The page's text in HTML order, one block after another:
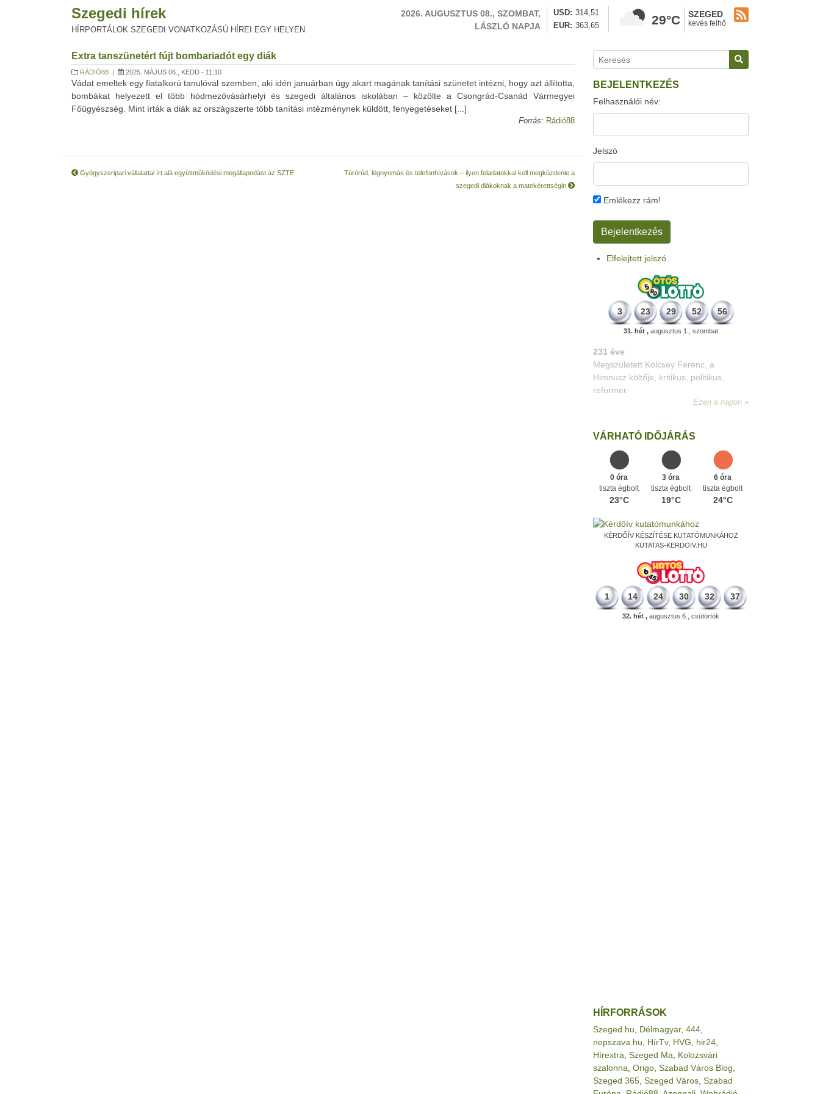
Szegedi hírek
HÍRPORTÁLOK SZEGEDI VONATKOZÁSÚ HÍREI EGY HELYEN
2026. AUGUSZTUS 08., SZOMBAT,
LÁSZLÓ NAPJA
USD
314,51
EUR
363,65 29°C SZEGED
kevés felhő
Extra tanszünetért fújt bombariadót egy diák
RÁDIÓ88 | 2025. MÁJUS 06., KEDD - 11:10
Vádat emeltek egy fiatalkorú tanulóval szemben, aki idén januárban úgy akart magának tanítási szünetet intézni, hogy azt állította,
bombákat helyezett el több hódmezővásárhelyi és szegedi általános iskolában – közölte a Csongrád-Csanád Vármegyei
Főügyészség. Mint írták a diák az országszerte több tanítási intézménynek küldött, fenyegetéseket [...]
Forrás: Rádió88
Gyógyszeripari vállalattal írt alá együttműködési megállapodást az SZTE
Túrórúd, légnyomás és telefonhívások – ilyen feladatokkal kell megküzdenie a
szegedi diákoknak a matekérettségin
BEJELENTKEZÉS
Felhasználói név:
Jelszó
Emlékezz rám!
Elfelejtett jelszó
3 23 29 52 56
31. hét , augusztus 1., szombat
331 éve
Megszületett Mikes Kelemen
memoáríró, műfordító, a XVIII. századi
magyar prózairodalom legnagyobb
VÁRHATÓ IDŐJÁRÁS
0 óra
tiszta égbolt
23°C
3 óra
tiszta égbolt
19°C
6 óra
tiszta égbolt
24°C
KÉRDŐÍV KÉSZÍTÉSE KUTATÓMUNKÁHOZ
KUTATAS-KERDOIV.HU
1 14 24 30 32 37
32. hét , augusztus 6., csütörtök
HÍRFORRÁSOK
Szeged.hu Délmagyar, 444
nepszava.hu
HírTv, HVG hir24
Hírextra Szeged Ma
Kolozsvári
szalonna Origo Szabad Város Blog
Szeged 365 Szeged Város Szabad